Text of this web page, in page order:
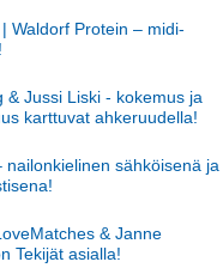
Waldorf Protein – midi-
& Jussi Liski - kokemus ja
karttuvat ahkeruudella!
nailonkielinen sähköisenä ja
& Janne
Tekijät asialla!